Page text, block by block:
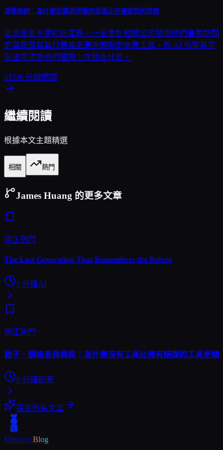
流量陷阱：為什麼您最高流量的頁面正在摧毀您的業務
高流量並不等於好業務。一家會計軟體公司發現他們最常訪問
的頁面是與其付費產品毫無關聯的免費工具，而 AI 引擎甚至
無法弄清楚他們實際上在銷售什麼。
SEO6 分鐘閱讀
繼續閱讀
根據本文主題精選
相關 熱門
James Huang 的更多文章
現正熱門
The Last Generation That Remembers the Before
5 分鐘AI
現正熱門
錘子、網絡者與橋樑：為什麼沒有工具比擁有錯誤的工具更糟
6 分鐘創業
探索所有文章
Mercury Blog